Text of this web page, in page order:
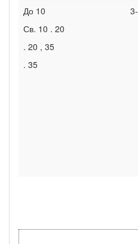
До 10
Св. 10 . 20
. 20 , 35
. 35